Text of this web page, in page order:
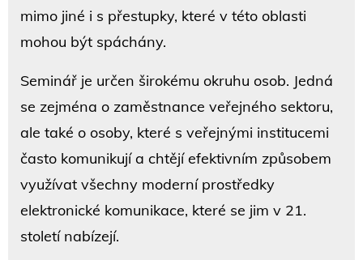
mimo jiné i s přestupky, které v této oblasti
mohou být spáchány.
Seminář je určen širokému okruhu osob. Jedná
se zejména o zaměstnance veřejného sektoru,
ale také o osoby, které s veřejnými institucemi
často komunikují a chtějí efektivním způsobem
využívat všechny moderní prostředky
elektronické komunikace, které se jim v 21.
století nabízejí.